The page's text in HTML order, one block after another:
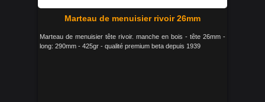
Marteau de menuisier rivoir 26mm
Marteau de menuisier tête rivoir. manche en bois - tête 26mm -
long: 290mm - 425gr - qualité premium beta depuis 1939